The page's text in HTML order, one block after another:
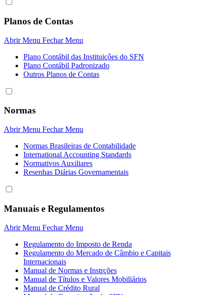
Planos de Contas
Abrir Menu Fechar Menu
Plano Contábil das Instituiçôes do SFN
Plano Contábil Padronizado
Outros Planos de Contas
Normas
Abrir Menu Fechar Menu
Normas Brasileiras de Contabilidade
International Accounting Standards
Normativos Auxiliares
Resenhas Diárias Governamentais
Manuais e Regulamentos
Abrir Menu Fechar Menu
Regulamento do Imposto de Renda
Regulamento do Mercado de Câmbio e Capitais
Internacionais
Manual de Normas e Instrções
Manual de Títulos e Valores Mobiliários
Manual de Crédito Rural